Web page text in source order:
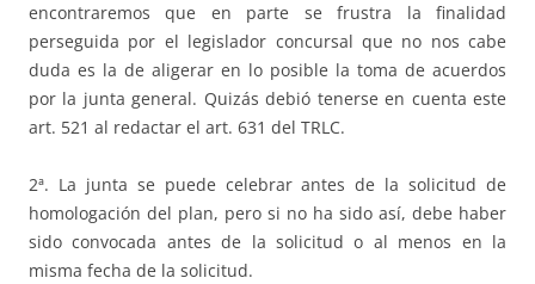
encontraremos que en parte se frustra la finalidad
perseguida por el legislador concursal que no nos cabe
duda es la de aligerar en lo posible la toma de acuerdos
por la junta general. Quizás debió tenerse en cuenta este
art. 521 al redactar el art. 631 del TRLC.
2ª. La junta se puede celebrar antes de la solicitud de
homologación del plan, pero si no ha sido así, debe haber
sido convocada antes de la solicitud o al menos en la
misma fecha de la solicitud.